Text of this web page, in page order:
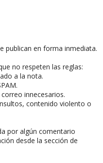
publican en forma inmediata.
no respeten las reglas:
a la nota.
innecesarios.
contenido violento o
por algún comentario
desde la sección de